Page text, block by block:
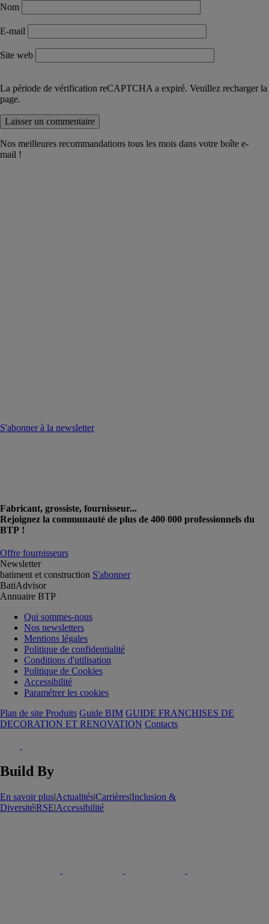
Nom
E-mail
Site web
La période de vérification reCAPTCHA a expiré. Veuillez recharger la
page.
Nos meilleures recommandations tous les mois dans votre boîte e-
mail !
S'abonner à la newsletter
Fabricant, grossiste, fournisseur...
Rejoignez la communauté de plus de 400 000 professionnels du
BTP !
Offre fournisseurs
Newsletter
batiment et construction S'abonner
BatiAdvisor
Annuaire BTP
Qui sommes-nous
Nos newsletters
Mentions légales
Politique de confidentialité
Conditions d'utilisation
Politique de Cookies
Accessibilité
Paramétrer les cookies
Plan de site Produits Guide BIM GUIDE FRANCHISES DE
DECORATION ET RENOVATION Contacts
Build By
En savoir plus|Actualités|Carrières|Inclusion &
Diversité|RSE|Accessibilité